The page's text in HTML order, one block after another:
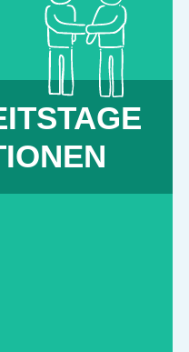
die Öffentlichkeit.
mehr erfahren